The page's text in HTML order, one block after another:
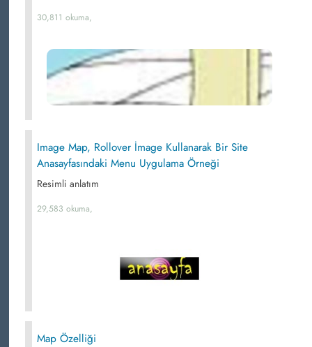
30,811 okuma,
Image Map, Rollover İmage Kullanarak Bir Site
Anasayfasındaki Menu Uygulama Örneği
Resimli anlatım
29,583 okuma,
Map Özelliği